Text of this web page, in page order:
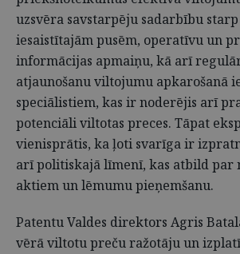
uzsvēra savstarpēju sadarbību
iesaistītajām pusēm, operatīvu un
informācijas apmaiņu, kā arī
atjaunošanu viltojumu apkarošanā
speciālistiem, kas ir noderējis arī
potenciāli viltotas preces. Tāpat
vienisprātis, ka ļoti svarīga ir
arī politiskajā līmenī, kas atbild par
aktiem un lēmumu pieņemšanu.
Patentu Valdes direktors Agris
vērā viltotu preču ražotāju un